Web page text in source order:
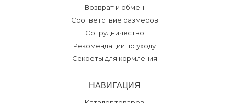
Возврат и обмен
Соответствие размеров
Сотрудничество
Рекомендации по уходу
Секреты для кормления
НАВИГАЦИЯ